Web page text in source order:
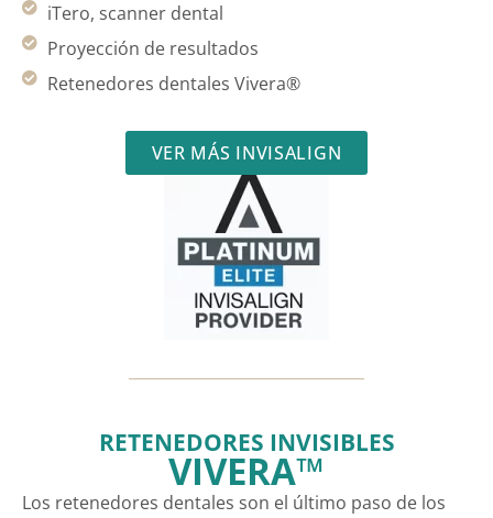
iTero, scanner dental
Proyección de resultados
Retenedores dentales Vivera®
VER MÁS INVISALIGN
RETENEDORES INVISIBLES
VIVERA™
Los retenedores dentales son el último paso de los